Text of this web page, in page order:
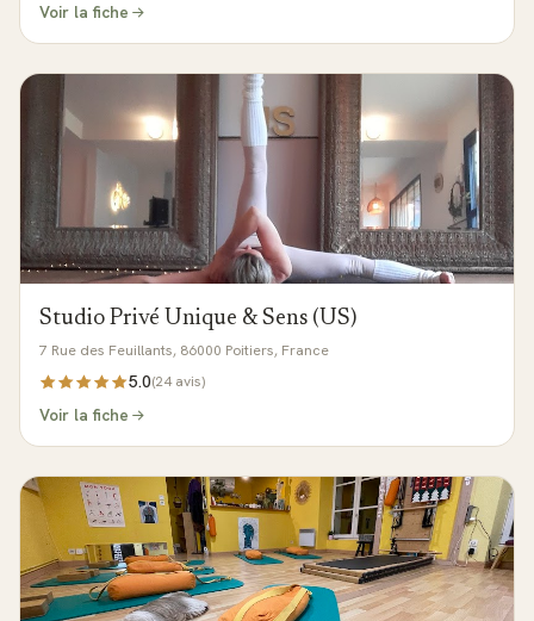
Voir la fiche
Studio Privé Unique & Sens (US)
7 Rue des Feuillants, 86000 Poitiers, France
5.0(24avis)
Voir la fiche